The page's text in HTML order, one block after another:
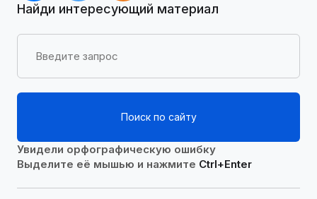
Найди интересующий материал
Поиск по сайту
Увидели орфографическую ошибку
Выделите её мышью и нажмите Ctrl+Enter